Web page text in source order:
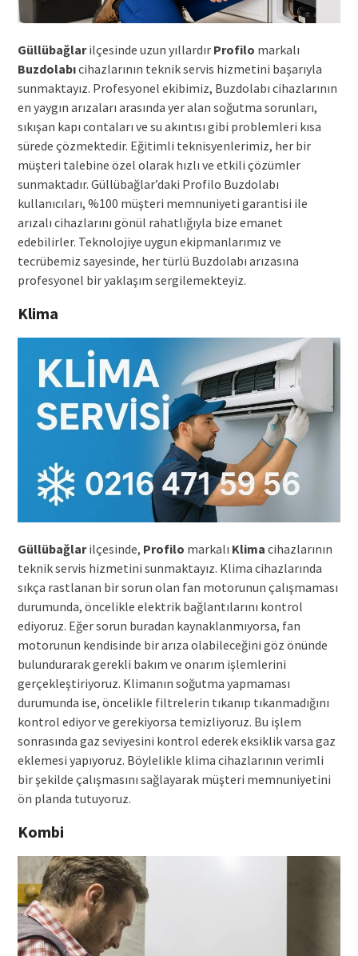
Güllübağlarilçesinde uzun yıllardır Profilo markalı
Buzdolabıcihazlarının teknik servis hizmetini başarıyla
sunmaktayız. Profesyonel ekibimiz, Buzdolabı cihazlarının
en yaygın arızaları arasında yer alan soğutma sorunları,
sıkışan kapı contaları ve su akıntısı gibi problemleri kısa
sürede çözmektedir. Eğitimli teknisyenlerimiz, her bir
müşteri talebine özel olarak hızlı ve etkili çözümler
sunmaktadır. Güllübağlar’daki Profilo Buzdolabı
kullanıcıları, %100 müşteri memnuniyeti garantisi ile
arızalı cihazlarını gönül rahatlığıyla bize emanet
edebilirler. Teknolojiye uygun ekipmanlarımız ve
tecrübemiz sayesinde, her türlü Buzdolabı arızasına
profesyonel bir yaklaşım sergilemekteyiz.
Klima
Güllübağlarilçesinde, Profilo markalı Klima cihazlarının
teknik servis hizmetini sunmaktayız. Klima cihazlarında
sıkça rastlanan bir sorun olan fan motorunun çalışmaması
durumunda, öncelikle elektrik bağlantılarını kontrol
ediyoruz. Eğer sorun buradan kaynaklanmıyorsa, fan
motorunun kendisinde bir arıza olabileceğini göz önünde
bulundurarak gerekli bakım ve onarım işlemlerini
gerçekleştiriyoruz. Klimanın soğutma yapmaması
durumunda ise, öncelikle filtrelerin tıkanıp tıkanmadığını
kontrol ediyor ve gerekiyorsa temizliyoruz. Bu işlem
sonrasında gaz seviyesini kontrol ederek eksiklik varsa gaz
eklemesi yapıyoruz. Böylelikle klima cihazlarının verimli
bir şekilde çalışmasını sağlayarak müşteri memnuniyetini
ön planda tutuyoruz.
Kombi